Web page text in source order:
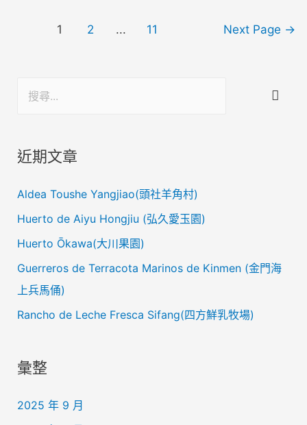
1 2 ... 11 Next Page →
近期文章
Aldea Toushe Yangjiao(頭社羊角村)
Huerto de Aiyu Hongjiu (弘久愛玉園)
Huerto Ōkawa(大川果園)
Guerreros de Terracota Marinos de Kinmen (金門海
上兵馬俑)
Rancho de Leche Fresca Sifang(四方鮮乳牧場)
彙整
2025 年 9 月